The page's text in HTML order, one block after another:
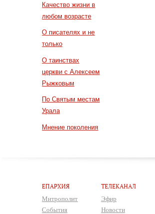
Качество жизни в
любом возрасте
О писателях и не
только
О таинствах
церкви с Алексеем
Рыжковым
По Святым местам
Урала
Мнение поколения
ЕПАРХИЯ
Митрополит
События
ТЕЛЕКАНАЛ
Эфир
Новости